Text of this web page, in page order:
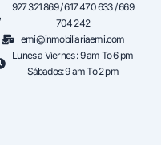
927 321 869 / 617 470 633 / 669
704 242
emi@inmobiliariaemi.com
Lunes a Viernes : 9 am To 6 pm
Sábados: 9 am To 2 pm